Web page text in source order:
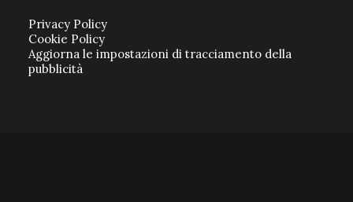
Privacy Policy
Cookie Policy
Aggiorna le impostazioni di tracciamento della
pubblicità